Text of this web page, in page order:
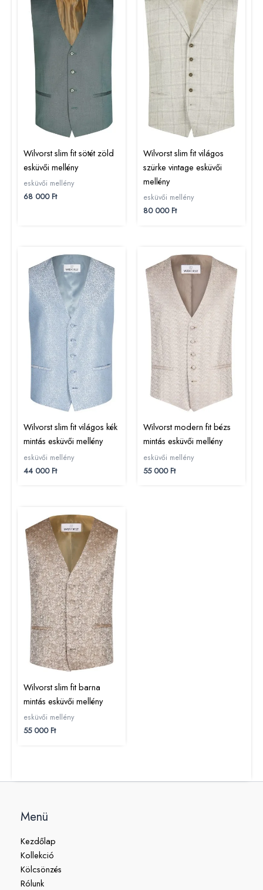
Wilvorst slim fit sötét zöld
esküvői mellény
esküvői mellény
68 000Ft
Wilvorst slim fit világos
szürke vintage esküvői
mellény
esküvői mellény
80 000Ft
Wilvorst slim fit világos kék
mintás esküvői mellény
esküvői mellény
44 000Ft
Wilvorst modern fit bézs
mintás esküvői mellény
esküvői mellény
55 000Ft
Wilvorst slim fit barna
mintás esküvői mellény
esküvői mellény
55 000Ft
Menü
Kezdőlap
Kollekció
Kölcsönzés
Rólunk